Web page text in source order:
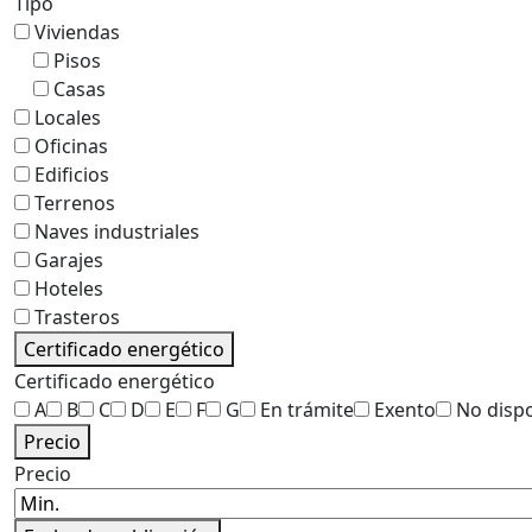
Viviendas
Pisos
Casas
Locales
Oficinas
Edificios
Terrenos
Naves industriales
Garajes
Hoteles
Trasteros
Certificado energético
Certificado energético
A
B C D E F G En trámite Exento
No
Precio
Precio